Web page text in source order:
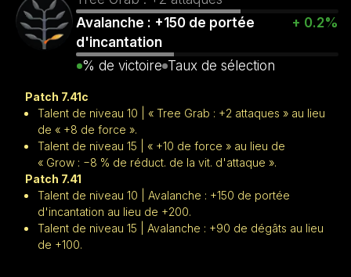
Avalanche : +150 de portée
d'incantation
+ 0.2%
% de victoire Taux de sélection
Patch 7.41c
Talent de niveau 10 | « Tree Grab : +2 attaques » au lieu
de « +8 de force ».
Talent de niveau 15 | « +10 de force » au lieu de
« Grow : −8 % de réduct. de la vit. d'attaque ».
Patch 7.41
Talent de niveau 10 | Avalanche : +150 de portée
d'incantation au lieu de +200.
Talent de niveau 15 | Avalanche : +90 de dégâts au lieu
de +100.